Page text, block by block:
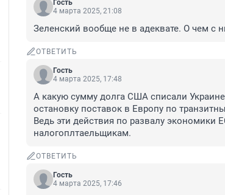
Гость
4 марта 2025, 21:08
Зеленский вообще не в адеквате. О чем с
ОТВЕТИТЬ
Гость
4 марта 2025, 17:48
А какую сумму долга США списали
остановку поставок в Европу по
Ведь эти действия по развалу
налогоплтаельщикам.
ОТВЕТИТЬ
Гость
4 марта 2025, 17:46